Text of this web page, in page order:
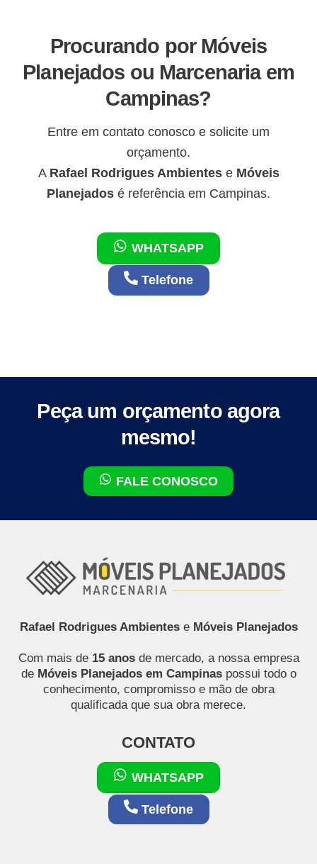
Procurando por Móveis
Planejados ou Marcenaria em
Campinas?
Entre em contato conosco e solicite um
orçamento.
A Rafael Rodrigues Ambientese Móveis
Planejados é referência em Campinas.
WHATSAPP
Telefone
Peça um orçamento agora
mesmo!
FALE CONOSCO
Rafael Rodrigues Ambientese Móveis Planejados
Com mais de 15 anosde mercado, a nossa empresa
de Móveis Planejados em Campinaspossui todo o
conhecimento, compromisso e mão de obra
qualificada que sua obra merece.
CONTATO
WHATSAPP
Telefone